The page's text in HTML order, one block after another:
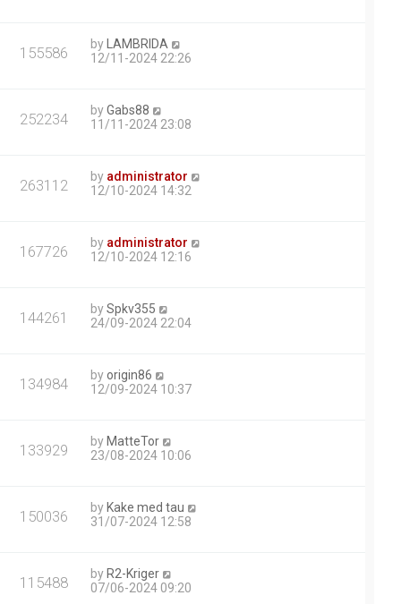
155586 by
LAMBRIDA
12/11-2024 22:26
252234 byGabs88
11/11-2024 23:08
263112 by administrator
12/10-2024 14:32
167726 by administrator
12/10-2024 12:16
144261 bySpkv355
24/09-2024 22:04
134984 byorigin86
12/09-2024 10:37
133929 by MatteTor
23/08-2024 10:06
150036 by Kake med tau
31/07-2024 12:58
115488 by R2-Kriger
07/06-2024 09:20